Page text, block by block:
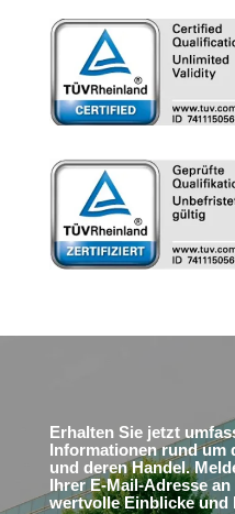
Erhalten Sie jetzt
Informationen rund um
und deren Handel.
Ihrer E-Mail-Adresse
wertvolle Einblicke und